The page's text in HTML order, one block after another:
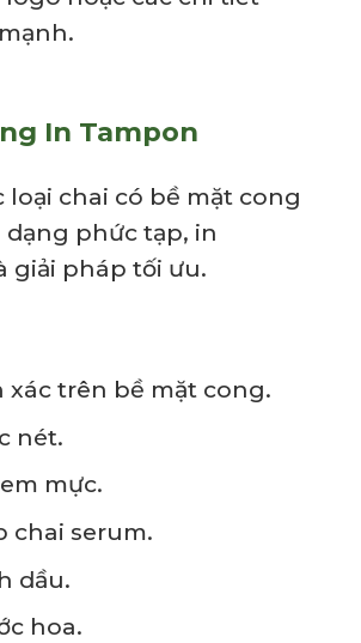
In Tampon
loại chai có bề mặt cong
phức tạp, in
giải pháp tối ưu.
xác trên bề mặt cong.
nét.
mực.
chai serum.
dầu.
hoa.